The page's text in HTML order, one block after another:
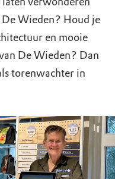
Wieden? Houd je
en mooie
De Wieden? Dan
torenwachter in